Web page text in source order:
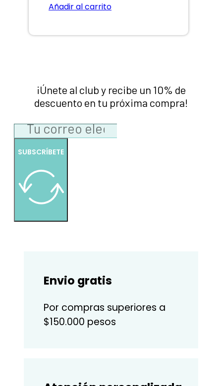
Añadir al carrito
¡Únete al club y recibe un 10% de
descuento en tu próxima compra!
SUBSCRÍBETE
Envio gratis
Por compras superiores a
$150.000 pesos